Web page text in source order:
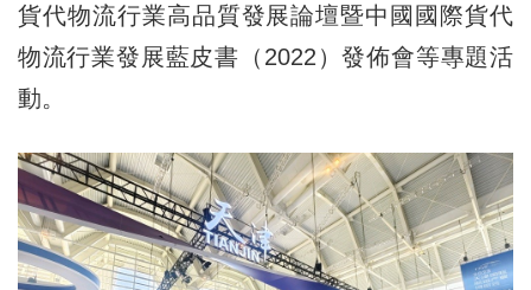
貨代物流行業高品質發展論壇暨中國國際貨代
物流行業發展藍皮書（2022）發佈會等專題活
動。